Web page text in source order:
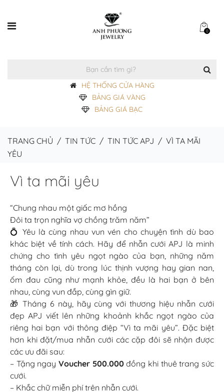
0
HỆ THỐNG CỬA HÀNG
BẢNG GIÁ VÀNG
BẢNG GIÁ BẠC
TRANG CHỦ / TIN TỨC / TIN TỨC APJ / VÌ TA MÃI
YÊU
Vì ta mãi yêu
“Chung nhau một giấc mơ hồng
Đôi ta trọn nghĩa vợ chồng trăm năm”
💍 Yêu là cùng nhau vun vén cho chuyện tình dù bao
khác biệt về tính cách. Hãy để nhẫn cưới APJ là minh
chứng cho tình yêu ngọt ngào của bạn, những năm
tháng còn lại, dù trong lúc thịnh vượng hay gian nan,
ốm đau cũng như mạnh khỏe, đều là hai bạn ở bên
nhau, cùng vun đắp, cùng gìn giữ.
🎁 Tháng 6 này, hãy cùng với thương hiệu nhẫn cưới
đẹp APJ viết lên những khoảnh khắc ngọt ngào của
riêng hai bạn với thông điệp “Vì ta mãi yêu”. Đặc biệt
hơn khi đặt/mua nhẫn cưới các cặp đôi sẽ nhận được
các ưu đãi sau:
– Tặng ngay Voucher 500.000đồng khi thuê trang sức
cưới.
– Khắc chữ miễn phí trên nhẫn cưới.